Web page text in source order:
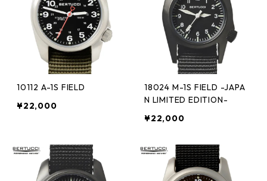
10112 A-1S FIELD
¥22,000
18024 M-1S FIELD -JAPA
N LIMITED EDITION-
¥22,000